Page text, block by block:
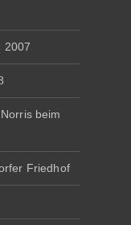
2007
beim
Friedhof